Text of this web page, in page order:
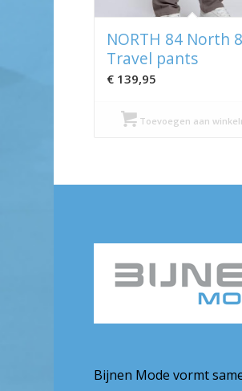
NORTH 84 North
Travel pants
€ 139,95
Toevoegen aan
Bijnen Mode vormt